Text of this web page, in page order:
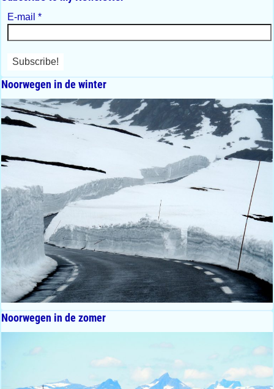
E-mail *
Noorwegen in de winter
Noorwegen in de zomer